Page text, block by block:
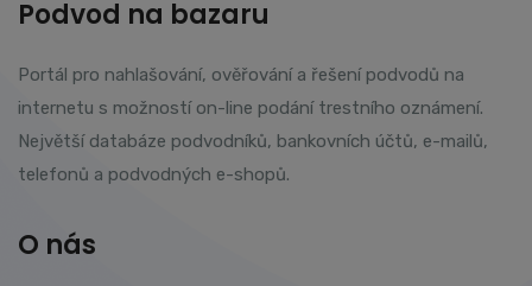
Podvod na bazaru
Portál pro nahlašování, ověřování a řešení podvodů na
internetu s možností on-line podání trestního oznámení.
Největší databáze podvodníků, bankovních účtů, e-mailů,
telefonů a podvodných e-shopů.
O nás